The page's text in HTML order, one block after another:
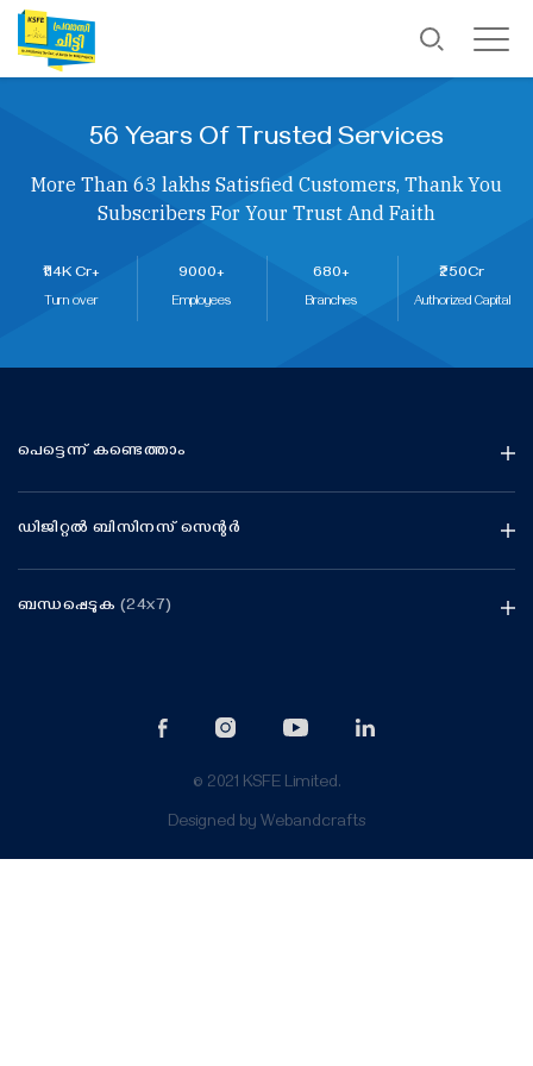
56 Years Of Trusted Services
More Than 63 lakhs Satisfied Customers, Thank You
Subscribers For Your Trust And Faith
₹114K Cr+
Turn over
9000+
Employees
680+
Branches
₹250Cr
Authorized Capital
പെട്ടെന്ന് കണ്ടെത്താം
ഡിജിറ്റൽ ബിസിനസ് സെന്റർ
ബന്ധപ്പെടുക (24x7)
© 2021 KSFE Limited.
Designed by Webandcrafts